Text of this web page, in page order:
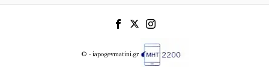
© - iapogevmatini.gr